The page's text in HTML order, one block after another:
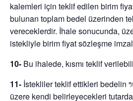
kalemleri için teklif edilen birim
bulunan toplam bedel üzerinden
vereceklerdir. İhale sonucunda,
istekliyle birim fiyat sözleşme
10- Bu ihalede, kısmı teklif
11- İstekliler teklif ettikleri bedelin
üzere kendi belirleyecekleri